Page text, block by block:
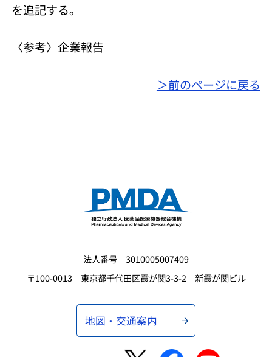
を追記する。
〈参考〉企業報告
＞前のページに戻る
法人番号 3010005007409
〒100-0013 東京都千代田区霞が関3-3-2 新霞が関ビル
地図・交通案内